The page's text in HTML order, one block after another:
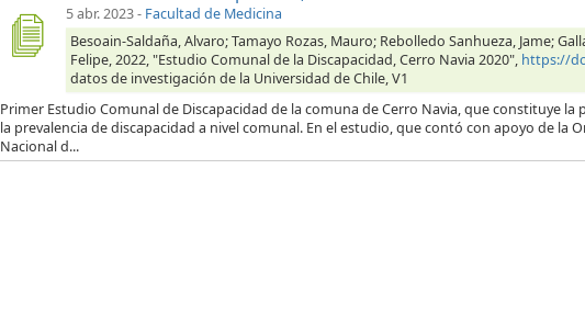
5 abr. 2023- Facultad de Medicina
Besoain-Saldaña, Alvaro; Tamayo Rozas, Mauro; Rebolledo Sanhueza, Jame;
Felipe, 2022, "Estudio Comunal de la Discapacidad, Cerro Navia 2020", https://
datos de investigación de la Universidad de Chile, V1
Primer Estudio Comunal de Discapacidad de la comuna de Cerro Navia, que constituye
la prevalencia de discapacidad a nivel comunal. En el estudio, que contó con apoyo de la
Nacional d...